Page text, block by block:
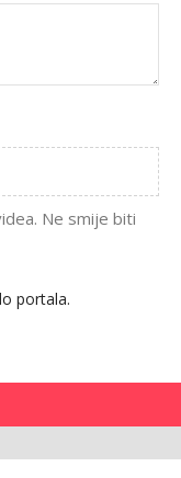
Ne smije biti
portala.